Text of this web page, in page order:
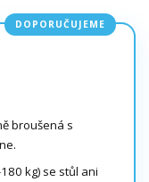
DOPORUČUJEME
broušená s
kg) se stůl ani